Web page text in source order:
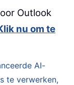
Outlook
nu om te
AI-
te verwerken,